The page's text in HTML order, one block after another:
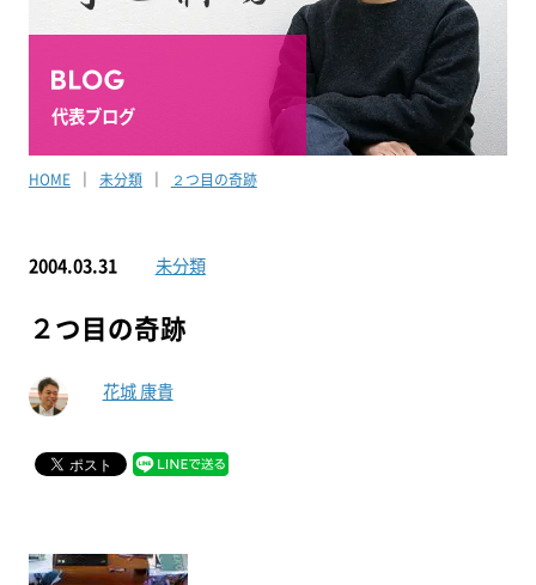
代表ブログ
HOME 未分類 ２つ目の奇跡
2004.03.31 未分類
２つ目の奇跡
花城 康貴